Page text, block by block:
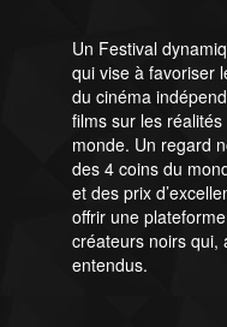
Un Festival
qui vise à favoriser
du cinéma
films sur les
monde. Un regard
des 4 coins du
et des prix
offrir une
créateurs noirs qui,
entendus.